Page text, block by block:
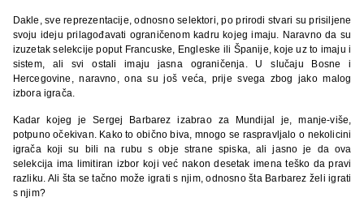
Dakle, sve reprezentacije, odnosno selektori, po prirodi stvari su prisiljene
svoju ideju prilagođavati ograničenom kadru kojeg imaju. Naravno da su
izuzetak selekcije poput Francuske, Engleske ili Španije, koje uz to imaju i
sistem, ali svi ostali imaju jasna ograničenja. U slučaju Bosne i
Hercegovine, naravno, ona su još veća, prije svega zbog jako malog
izbora igrača.
Kadar kojeg je Sergej Barbarez izabrao za Mundijal je, manje-više,
potpuno očekivan. Kako to obično biva, mnogo se raspravljalo o nekolicini
igrača koji su bili na rubu s obje strane spiska, ali jasno je da ova
selekcija ima limitiran izbor koji već nakon desetak imena teško da pravi
razliku. Ali šta se tačno može igrati s njim, odnosno šta Barbarez želi igrati
s njim?